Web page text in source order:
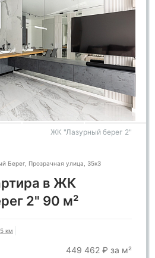
ЖК "Лазурный берег 2"
Берег, Прозрачная улица, 35к3
в ЖК
2" 90 м²
км
449 462 ₽ за м²